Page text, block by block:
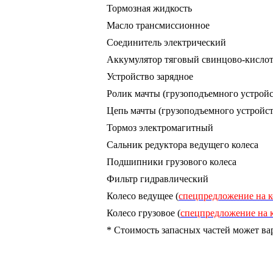
Тормозная жидкость
Масло трансмиссионное
Соединитель электрический
Аккумулятор тяговый свинцово-
Устройство зарядное
Ролик мачты (грузоподъемного
Цепь мачты (грузоподъемного
Тормоз электромагитный
Сальник редуктора ведущего колеса
Подшипники грузового колеса
Фильтр гидравлический
Колесо ведущее (спецпредложение на
Колесо грузовое (спецпредложение на
* Стоимость запасных частей может